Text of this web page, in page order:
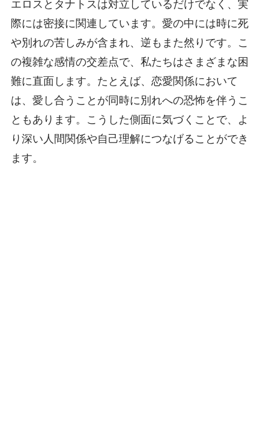
エロスとタナトスは対立しているだけでなく、実
際には密接に関連しています。愛の中には時に死
や別れの苦しみが含まれ、逆もまた然りです。こ
の複雑な感情の交差点で、私たちはさまざまな困
難に直面します。たとえば、恋愛関係において
は、愛し合うことが同時に別れへの恐怖を伴うこ
ともあります。こうした側面に気づくことで、よ
り深い人間関係や自己理解につなげることができ
ます。